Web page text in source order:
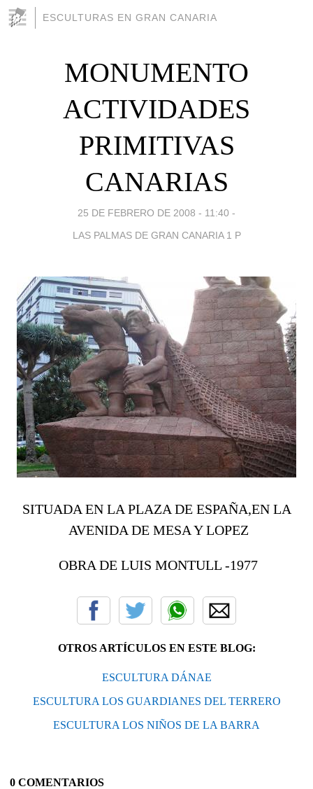
ESCULTURAS EN GRAN CANARIA
MONUMENTO
ACTIVIDADES
PRIMITIVAS
CANARIAS
25 DE FEBRERO DE 2008 - 11:40 -
LAS PALMAS DE GRAN CANARIA 1 P
SITUADA EN LA PLAZA DE ESPAÑA,EN LA
AVENIDA DE MESA Y LOPEZ
OBRA DE LUIS MONTULL -1977
OTROS ARTÍCULOS EN ESTE BLOG:
ESCULTURA DÁNAE
ESCULTURA LOS GUARDIANES DEL TERRERO
ESCULTURA LOS NIÑOS DE LA BARRA
0 COMENTARIOS